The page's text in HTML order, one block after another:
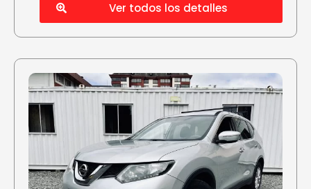
Ver todos los detalles